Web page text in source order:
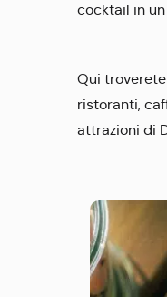
cocktail in
Qui
ristoranti,
attrazioni di